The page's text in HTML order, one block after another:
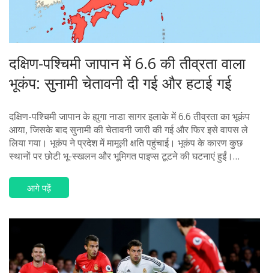
दक्षिण-पश्चिमी जापान में 6.6 की तीव्रता वाला
भूकंप: सुनामी चेतावनी दी गई और हटाई गई
दक्षिण-पश्चिमी जापान के ह्युगा नाडा सागर इलाके में 6.6 तीव्रता का भूकंप
आया, जिसके बाद सुनामी की चेतावनी जारी की गई और फिर इसे वापस ले
लिया गया। भूकंप ने प्रदेश में मामूली क्षति पहुंचाई। भूकंप के कारण कुछ
स्थानों पर छोटी भू-स्खलन और भूमिगत पाइप्स टूटने की घटनाएं हुईं।
आगे पढ़ें